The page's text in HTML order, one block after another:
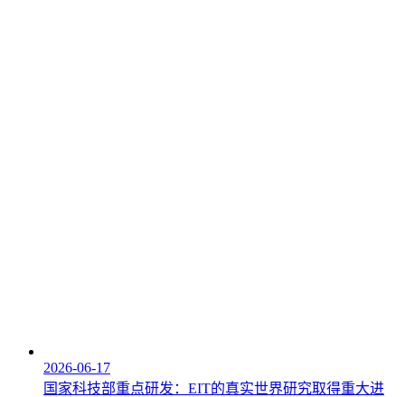
2026-06-17
国家科技部重点研发：EIT的真实世界研究取得重大进